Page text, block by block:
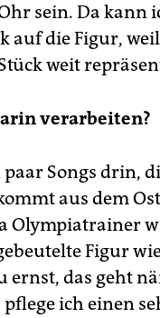
sein. Da kann
auf die Figur,
weit
verarbeiten?
Songs drin,
aus dem
Olympiatrainer
Figur
ernst, das geht
pflege ich einen